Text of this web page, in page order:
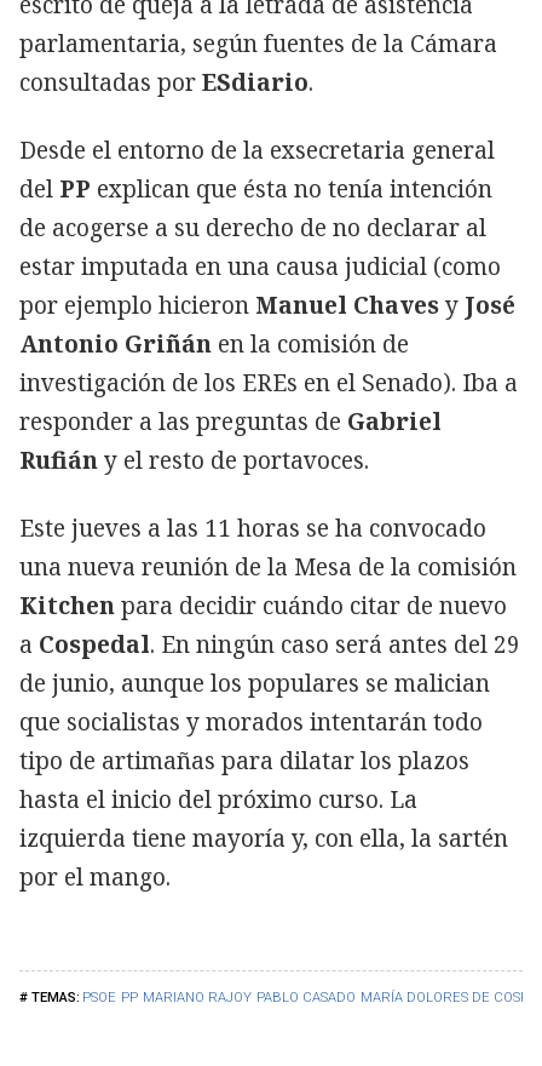
PSOE PP MARIANO RAJOY PABLO CASADO MARÍA DOLORES DE
parlamentaria, según fuentes de la Cámara
consultadas porESdiario.
Desde el entorno de la exsecretaria general
del PP explican que ésta no tenía intención
de acogerse a su derecho de no declarar al
estar imputada en una causa judicial (como
por ejemplo hicieron Manuel Chavesy José
Antonio Griñán en la comisión de
investigación de los EREs en el Senado). Iba a
responder a las preguntas de Gabriel
Rufiány el resto de portavoces.
Este jueves a las 11 horas se ha convocado
una nueva reunión de la Mesa de la comisión
Kitchenpara decidir cuándo citar de nuevo
a Cospedal. En ningún caso será antes del 29
de junio, aunque los populares se malician
que socialistas y morados intentarán todo
tipo de artimañas para dilatar los plazos
hasta el inicio del próximo curso. La
izquierda tiene mayoría y, con ella, la sartén
por el mango.